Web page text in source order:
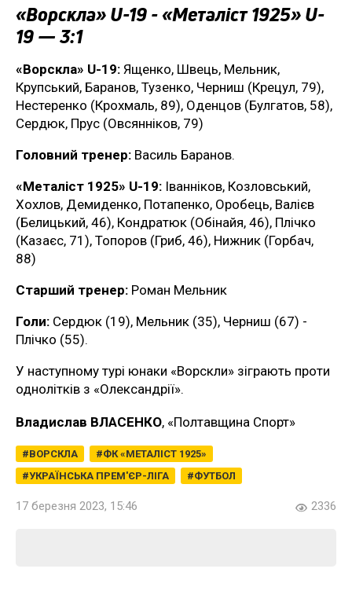
«Ворскла» U-19 - «Металіст 1925» U-
19 — 3:1
«Ворскла» U-19: Ященко, Швець, Мельник,
Крупський, Баранов, Тузенко, Черниш (Крецул, 79),
Нестеренко (Крохмаль, 89), Оденцов (Булгатов, 58),
Сердюк, Прус (Овсянніков, 79)
Головний тренер: Василь Баранов.
«Металіст 1925» U-19: Іванніков, Козловський,
Хохлов, Демиденко, Потапенко, Оробець, Валієв
(Белицький, 46), Кондратюк (Обінайя, 46), Плічко
(Казаєс, 71), Топоров (Гриб, 46), Нижник (Горбач,
88)
Старший тренер: Роман Мельник
Голи: Сердюк (19), Мельник (35), Черниш (67) -
Плічко (55).
У наступному турі юнаки «Ворскли» зіграють проти
однолітків з «Олександрії».
Владислав ВЛАСЕНКО, «Полтавщина Спорт»
ВОРСКЛА
ФК «МЕТАЛІСТ 1925»
УКРАЇНСЬКА ПРЕМ'ЄР-ЛІГА
ФУТБОЛ
17 березня 2023, 15:46 2336